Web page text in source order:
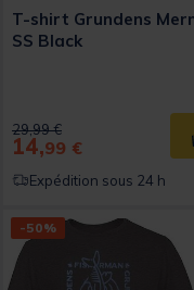
T-shirt Grundens
SS Black
Price reduced from
29,99 €to
14,99 €
Expédition sous 24 h
-50%